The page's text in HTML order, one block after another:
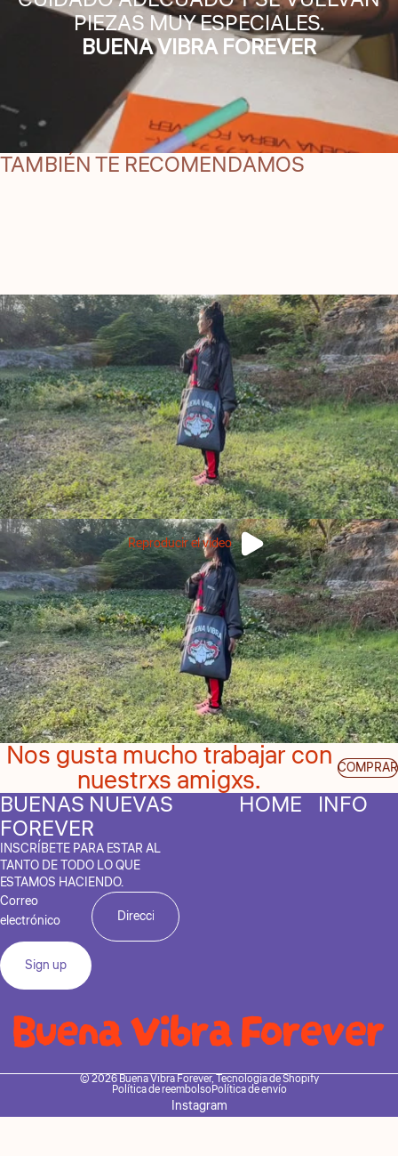
PIEZAS MUY ESPECIALES.
BUENA VIBRA FOREVER
TAMBIÉN TE RECOMENDAMOS
Reproducir el video
Nos gusta mucho trabajar con
nuestrxs amigxs. COMPRAR
BUENAS NUEVAS
FOREVER
INSCRÍBETE PARA ESTAR AL
TANTO DE TODO LO QUE
ESTAMOS HACIENDO.
Correo
electrónico
Sign up
HOME INFO
© 2026Buena Vibra Forever,Tecnología de Shopify
Política de reembolsoPolítica de envío
Instagram